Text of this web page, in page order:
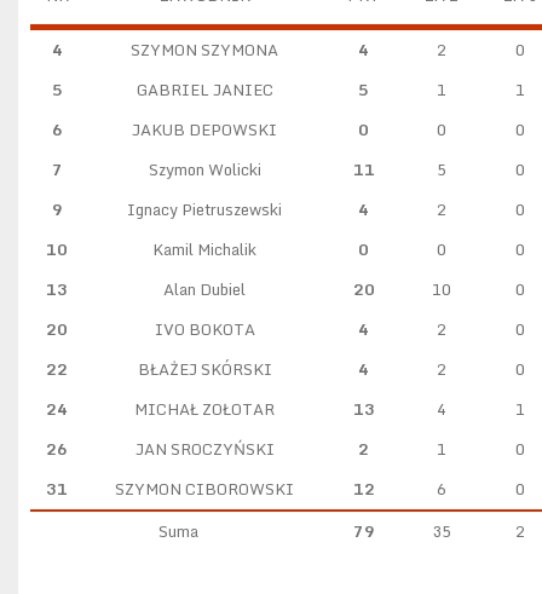
4 SZYMON SZYMONA 4 2
0
5
GABRIEL JANIEC 5 1
1
6
JAKUB DEPOWSKI 0 0
0
7
Szymon Wolicki 11 5
0
9
Ignacy Pietruszewski 4 2
0
10
Kamil Michalik 0 0
0
13
Alan Dubiel 20 10
0
20
IVO BOKOTA 4 2
0
22
BŁAŻEJ SKÓRSKI 4 2
0
24
MICHAŁ ZOŁOTAR 13 4
1
26
JAN SROCZYŃSKI 2 1
0
31
SZYMON CIBOROWSKI 12 6
0
Suma
79 35 2